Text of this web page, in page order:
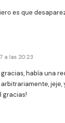
es que
a las 20:23
había una
jeje,
gracias!